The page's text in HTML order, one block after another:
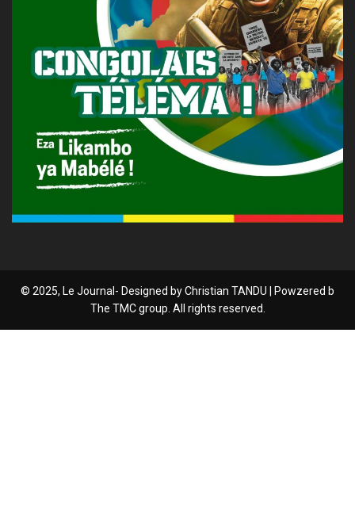
© 2025, Le Journal- Designed by Christian TANDU | Powzered b
The TMC group. All rights reserved.